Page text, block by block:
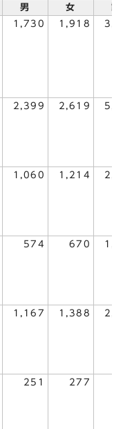
男 女
計
1,730 1,918
2,399 2,619
1,060 1,214
574 670
1,167 1,388
251 277